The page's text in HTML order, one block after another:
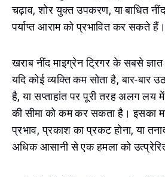
चढ़ाव, शोर युक्त उपकरण, या बाधित
पर्याप्त आराम को प्रभावित कर सकते हैं।
खराब नींद माइग्रेन ट्रिगर के सबसे
यदि कोई व्यक्ति कम सोता है, बार-बार
है, या सप्ताहांत पर पूरी तरह अलग लय
की सीमा को कम कर सकता है। इसका
प्रभाव, प्रकाश का प्रकट होना, या
अधिक आसानी से एक हमला को